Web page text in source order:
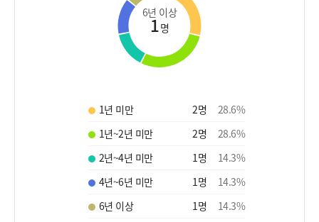
6년 이상
1명
1년 미만 2명 28.6%
1년~2년 미만
2명 28.6%
2년~4년 미만
1명 14.3%
4년~6년 미만
1명 14.3%
6년 이상
1명 14.3%